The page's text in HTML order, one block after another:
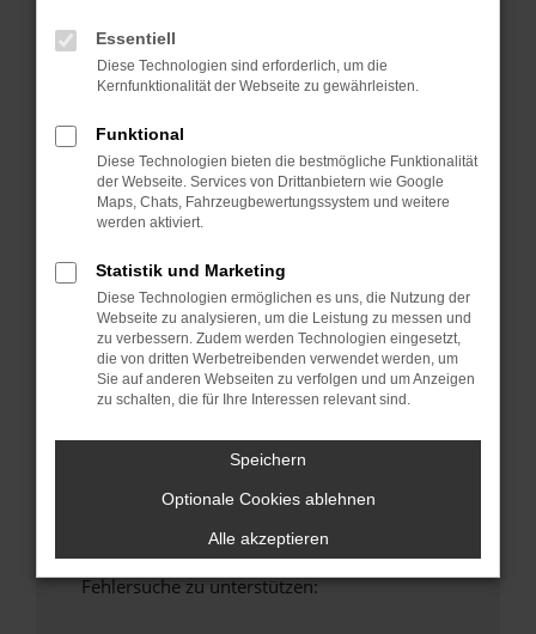
Manche Erweiterungen, wie Werbeblocker,
können das Laden bestimmter Seiten
verhindern. Funktioniert die Seite in einem
Fenster?
Starte dein Gerät neu.
Das kann manchmal helfen, vorübergehende
Probleme zu beheben.
Stelle sicher, dass dein Browser und dein
Betriebssystem auf dem neuesten Stand
sind.
Veraltete Software birgt nicht nur ein
Sicherheitsrisiko, sondern kann auch dazu
führen, dass bestimmte Funktionen nicht mehr
Wende dich an den Webseitenbetreiber.
hast, kontaktiere uns bitte. Wir werden
versuchen, das Problem zu beheben. Du kannst
uns diesen Text schicken, um uns bei der
Fehlersuche zu unterstützen:
Essentiell
Diese Technologien sind erforderlich, um die
Kernfunktionalität der Webseite zu gewährleisten.
Funktional
Diese Technologien bieten die bestmögliche Funktionalität
der Webseite. Services von Drittanbietern wie Google
Maps, Chats, Fahrzeugbewertungssystem und weitere
werden aktiviert.
Statistik und Marketing
Diese Technologien ermöglichen es uns, die Nutzung der
Webseite zu analysieren, um die Leistung zu messen und
zu verbessern. Zudem werden Technologien eingesetzt,
die von dritten Werbetreibenden verwendet werden, um
Sie auf anderen Webseiten zu verfolgen und um Anzeigen
zu schalten, die für Ihre Interessen relevant sind.
Speichern
Optionale Cookies ablehnen
Alle akzeptieren